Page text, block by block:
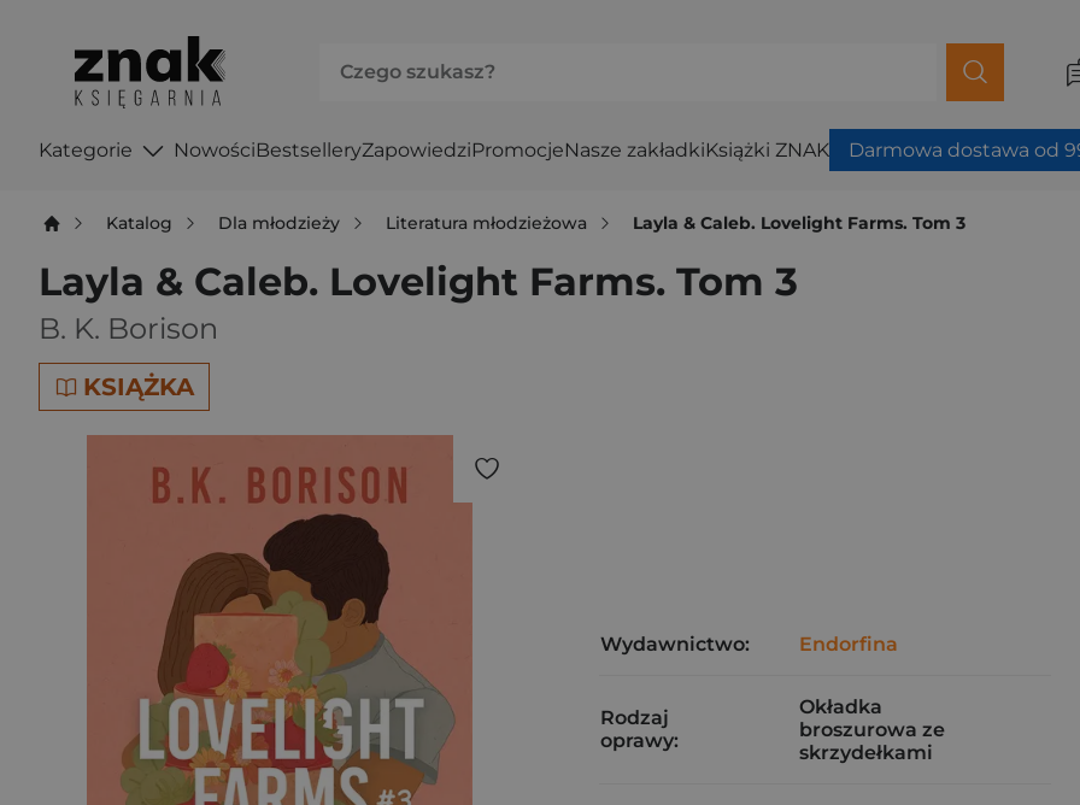
Kategorie NowościBestselleryZapowiedziPromocjeNasze zakładkiKsiążki ZNAK Darmowa dostawa od
Katalog Dla młodzieży Literatura młodzieżowa Layla & Caleb. Lovelight Farms. Tom 3
Layla & Caleb. Lovelight Farms. Tom 3
B. K. Borison
KSIĄŻKA
Wydawnictwo: Endorfina
Rodzaj
oprawy:
Okładka
broszurowa ze
skrzydełkami